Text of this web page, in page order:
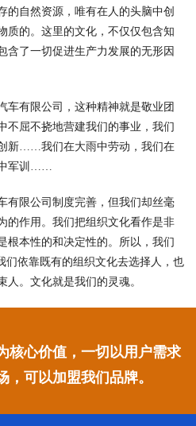
的自然资源，唯有在人的头脑中创
质的。这里的文化，不仅仅包含知
了一切促进生产力发展的无形因
车有限公司，这种精神就是敬业团
不屈不挠地营建我们的事业，我们
新……我们在大雨中劳动，我们在
中军训……
有限公司制度完善，但我们却丝毫
的作用。我们把组织文化看作是非
根本性的和决定性的。所以，我们
们依靠既有的组织文化去选择人，也
。文化就是我们的灵魂。
核心价值，一切以用户需求
可以加盟我们品牌。